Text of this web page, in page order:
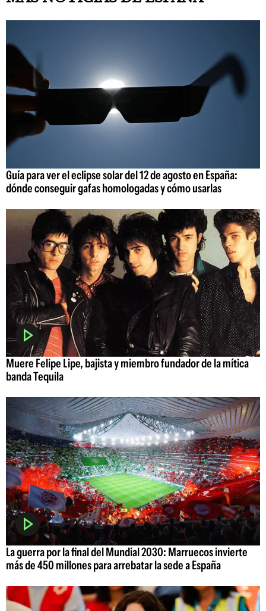
Guía para ver el eclipse solar del 12 de agosto en España:
dónde conseguir gafas homologadas y cómo usarlas
Muere Felipe Lipe, bajista y miembro fundador de la mítica
banda Tequila
La guerra por la final del Mundial 2030: Marruecos invierte
más de 450 millones para arrebatar la sede a España